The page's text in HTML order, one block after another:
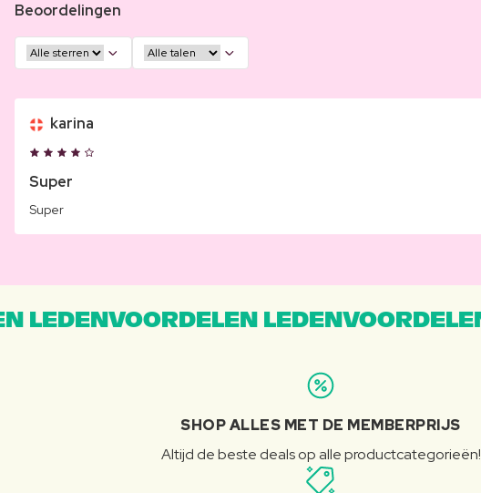
Beoordelingen
karina
Super
Super
LEDENVOORDELEN
SHOP ALLES MET DE MEMBERPRIJS
Altijd de beste deals op alle productcategorieën!